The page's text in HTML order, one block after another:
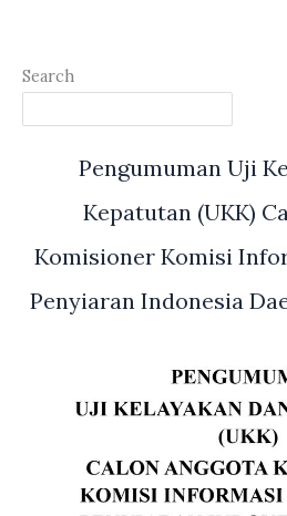
Wankar
PKS
sekaligus
program
unggulan
Search
Pengumuman Uji
Kepatutan (UKK)
Komisioner Komisi
Penyiaran Indonesia